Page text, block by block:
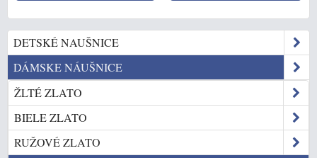
DETSKÉ NAUŠNICE
DÁMSKE NÁUŠNICE
ŽLTÉ ZLATO
BIELE ZLATO
RUŽOVÉ ZLATO